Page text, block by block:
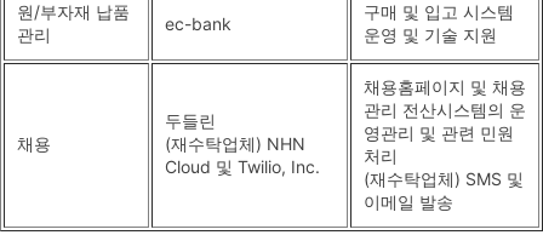
원/부자재 납품
관리
ec-bank
구매 및 입고 시스템
운영 및 기술 지원
채용
두들린
(재수탁업체) NHN
Cloud 및 Twilio, Inc.
채용홈페이지 및 채용
관리 전산시스템의 운
영관리 및 관련 민원
처리
(재수탁업체) SMS 및
이메일 발송